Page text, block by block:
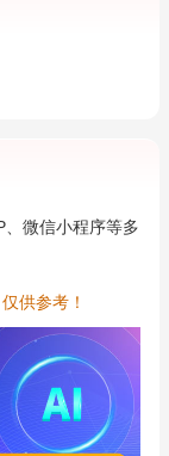
微信小程序等多
供参考！